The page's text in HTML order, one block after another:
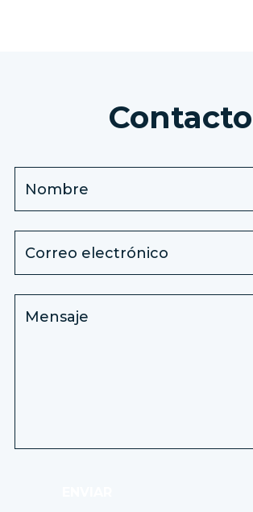
Contacto